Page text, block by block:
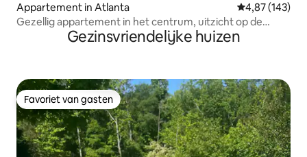
Appartement in Atlanta Gemiddelde
4,87 (143)
Gezellig appartement in het centrum, uitzicht op de
zonsondergang / kingsize bed / 22e verdieping
Gezinsvriendelijke huizen
Favoriet van gasten
Favoriet van gasten